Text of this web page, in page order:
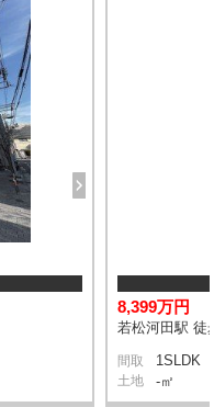
8,399万円
若松河田駅 徒
間取 1SLDK
土地 -㎡